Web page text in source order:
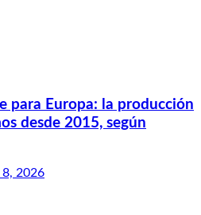
para Europa: la producción
desde 2015, según
8, 2026